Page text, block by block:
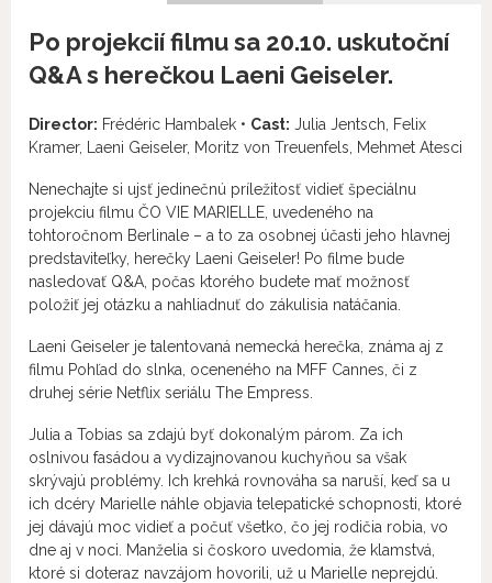
Po projekcií filmu sa 20.10. uskutoční
Q&A s herečkou Laeni Geiseler.
Director: Frédéric Hambalek • Cast: Julia Jentsch, Felix
Kramer, Laeni Geiseler, Moritz von Treuenfels, Mehmet Atesci
Nenechajte si ujsť jedinečnú príležitosť vidieť špeciálnu
projekciu filmu ČO VIE MARIELLE, uvedeného na
tohtoročnom Berlinale – a to za osobnej účasti jeho hlavnej
predstaviteľky, herečky Laeni Geiseler! Po filme bude
nasledovať Q&A, počas ktorého budete mať možnosť
položiť jej otázku a nahliadnuť do zákulisia natáčania.
Laeni Geiseler je talentovaná nemecká herečka, známa aj z
filmu Pohľad do slnka, oceneného na MFF Cannes, či z
druhej série Netflix seriálu The Empress.
Julia a Tobias sa zdajú byť dokonalým párom. Za ich
oslnivou fasádou a vydizajnovanou kuchyňou sa však
skrývajú problémy. Ich krehká rovnováha sa naruší, keď sa u
ich dcéry Marielle náhle objavia telepatické schopnosti, ktoré
jej dávajú moc vidieť a počuť všetko, čo jej rodičia robia, vo
dne aj v noci. Manželia si čoskoro uvedomia, že klamstvá,
ktoré si doteraz navzájom hovorili, už u Marielle neprejdú.